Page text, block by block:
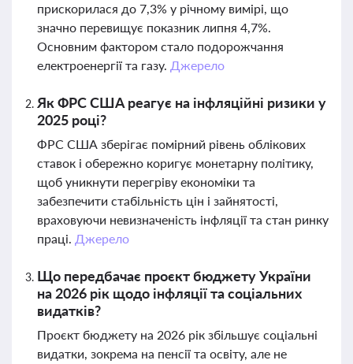
прискорилася до 7,3% у річному вимірі, що
значно перевищує показник липня 4,7%.
Основним фактором стало подорожчання
електроенергії та газу. Джерело
Як ФРС США реагує на інфляційні ризики у
2025 році?
ФРС США зберігає помірний рівень облікових
ставок і обережно коригує монетарну політику,
щоб уникнути перегріву економіки та
забезпечити стабільність цін і зайнятості,
враховуючи невизначеність інфляції та стан ринку
праці. Джерело
Що передбачає проєкт бюджету України
на 2026 рік щодо інфляції та соціальних
видатків?
Проєкт бюджету на 2026 рік збільшує соціальні
видатки, зокрема на пенсії та освіту, але не